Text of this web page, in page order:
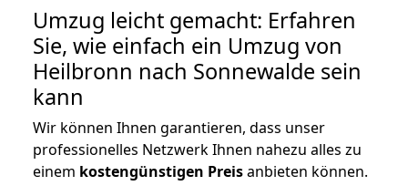
Umzug leicht gemacht: Erfahren
Sie, wie einfach ein Umzug von
Heilbronn nach Sonnewalde sein
kann
Wir können Ihnen garantieren, dass unser
professionelles Netzwerk Ihnen nahezu alles zu
einem kostengünstigen Preisanbieten können.